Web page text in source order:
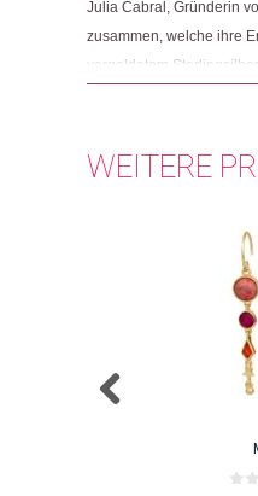
Julia Cabral, Gründerin
zusammen, welche ihre
vergoldetem
WEITERE